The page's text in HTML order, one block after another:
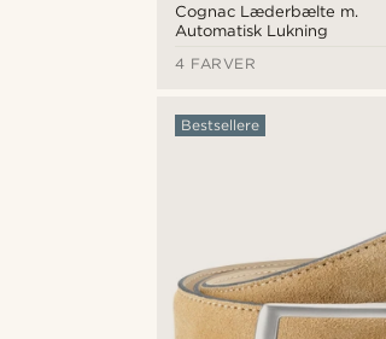
Cognac Læderbælte m.
Automatisk Lukning
4 FARVER
Bestsellere